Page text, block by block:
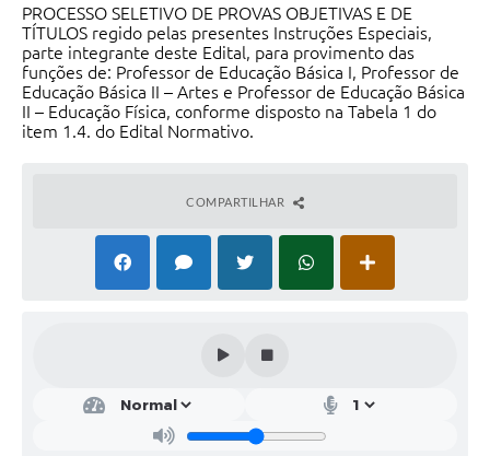
Serviços Online
Telefones Úteis
A Prefeitura
PROCESSO SELETIVO DE PROVAS OBJETIVAS E DE
TÍTULOS regido pelas presentes Instruções Especiais,
parte integrante deste Edital, para provimento das
funções de: Professor de Educação Básica I, Professor de
Educação Básica II – Artes e Professor de Educação Básica
II – Educação Física, conforme disposto na Tabela 1 do
item 1.4. do Edital Normativo.
COMPARTILHAR